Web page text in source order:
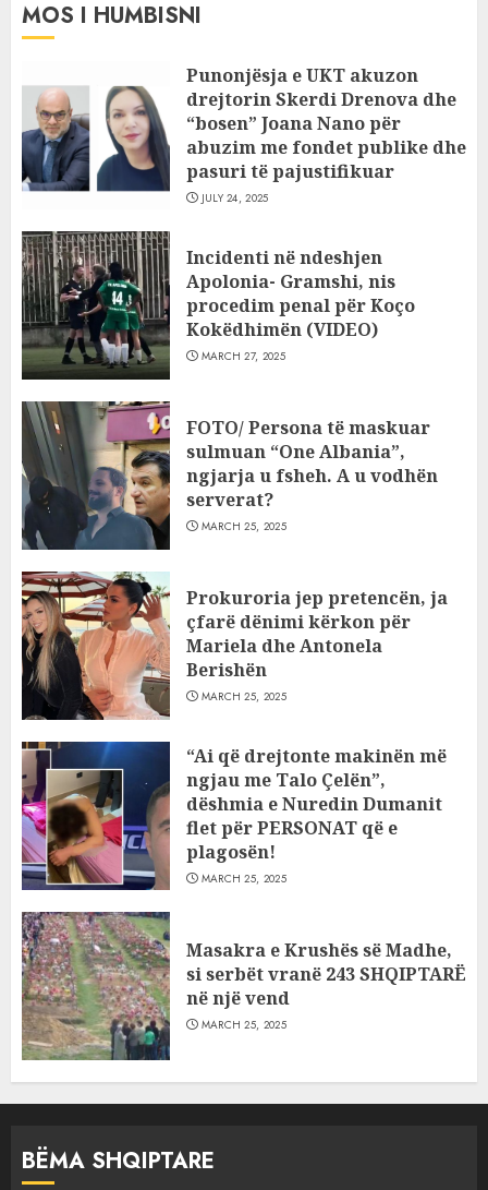
MOS I HUMBISNI
Punonjësja e UKT akuzon
drejtorin Skerdi Drenova dhe
“bosen” Joana Nano për
abuzim me fondet publike dhe
pasuri të pajustifikuar
JULY 24, 2025
Incidenti në ndeshjen
Apolonia- Gramshi, nis
procedim penal për Koço
Kokëdhimën (VIDEO)
MARCH 27, 2025
FOTO/ Persona të maskuar
sulmuan “One Albania”,
ngjarja u fsheh. A u vodhën
serverat?
MARCH 25, 2025
Prokuroria jep pretencën, ja
çfarë dënimi kërkon për
Mariela dhe Antonela
Berishën
MARCH 25, 2025
“Ai që drejtonte makinën më
ngjau me Talo Çelën”,
dëshmia e Nuredin Dumanit
flet për PERSONAT që e
plagosën!
MARCH 25, 2025
Masakra e Krushës së Madhe,
si serbët vranë 243 SHQIPTARË
në një vend
MARCH 25, 2025
BËMA SHQIPTARE